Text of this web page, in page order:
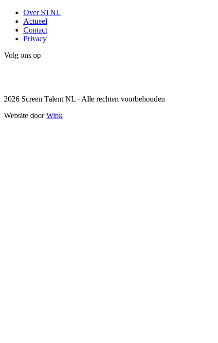
Over STNL
Actueel
Contact
Privacy
Volg ons op
2026 Screen Talent NL - Alle rechten voorbehouden
Website doorWink